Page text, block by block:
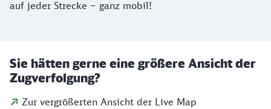
auf jeder Strecke – ganz mobil!
Sie hätten gerne eine größere Ansicht der
Zugverfolgung?
Zur vergrößerten Ansicht der Live Map